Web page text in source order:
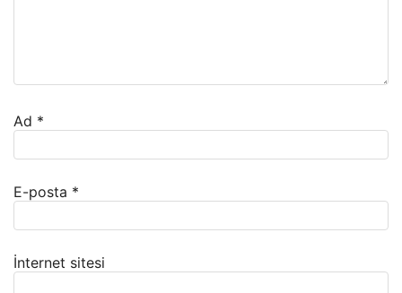
Ad *
E-posta *
İnternet sitesi